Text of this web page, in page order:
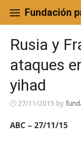
content
Fundación
Rusia y
ataques
yihad
27/11/2015 by
ABC – 27/11/15